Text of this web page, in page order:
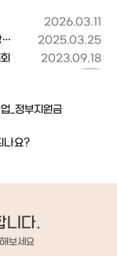
업로드완료, 전
완료https://
76729780 3) 250925
료, 전체공개완료
imsanbu/
njbambu/6062 2) 250
njbambu/
업로드완료, 전체공개
완료, 전체공개 완료
cafe.naver.com/
3) 250925 업로드
체공개완료https://
2026.03.11
2025년도 산모신생아건강관리사 리플릿_참사랑어머니회
2025.03.25
2023.09.18
_정부지원금
나요?
니다.
보세요